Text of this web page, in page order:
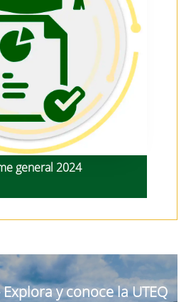
general 2024
y conoce la UTEQ